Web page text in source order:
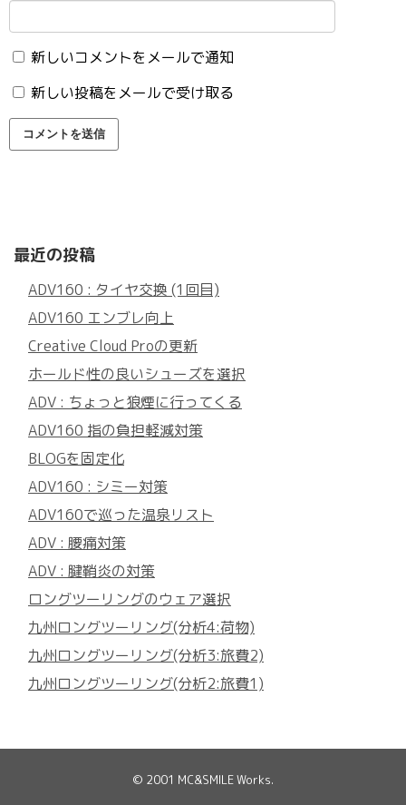
新しいコメントをメールで通知
新しい投稿をメールで受け取る
最近の投稿
ADV160 : タイヤ交換 (1回目)
ADV160 エンブレ向上
Creative Cloud Proの更新
ホールド性の良いシューズを選択
ADV : ちょっと狼煙に行ってくる
ADV160 指の負担軽減対策
BLOGを固定化
ADV160 : シミー対策
ADV160で巡った温泉リスト
ADV : 腰痛対策
ADV : 腱鞘炎の対策
ロングツーリングのウェア選択
九州ロングツーリング(分析4:荷物)
九州ロングツーリング(分析3:旅費2)
九州ロングツーリング(分析2:旅費1)
© 2001 MC&SMILE Works.